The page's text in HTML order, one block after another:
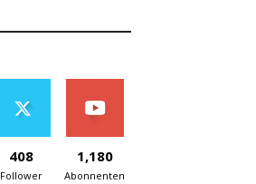
408
Follower
1,180
Abonnenten